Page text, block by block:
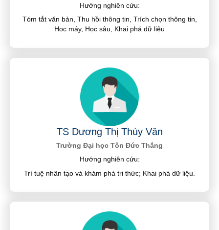
Hướng nghiên cứu:
Tóm tắt văn bản, Thu hồi thông tin, Trích chọn thông tin,
Học máy, Học sâu, Khai phá dữ liệu
TS Dương Thị Thùy Vân
Trường Đại học Tôn Đức Thắng
Hướng nghiên cứu:
Trí tuệ nhân tạo và khám phá tri thức; Khai phá dữ liệu.